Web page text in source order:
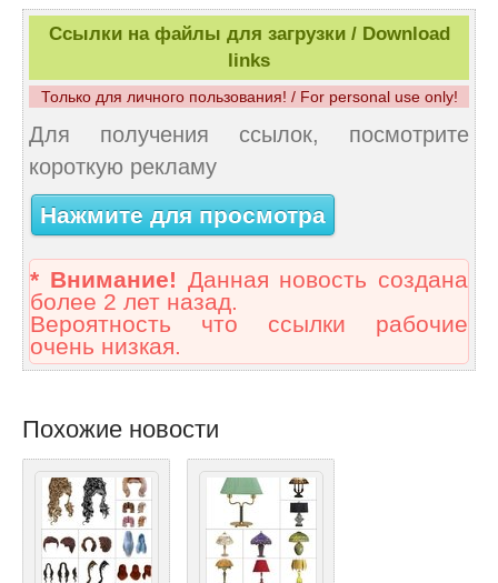
Ссылки на файлы для загрузки / Download
links
Только для личного пользования! / For personal use only!
Для получения ссылок, посмотрите
короткую рекламу
Нажмите для просмотра
* Внимание! Данная новость создана
более 2 лет назад.
Вероятность что ссылки рабочие
очень низкая.
Похожие новости